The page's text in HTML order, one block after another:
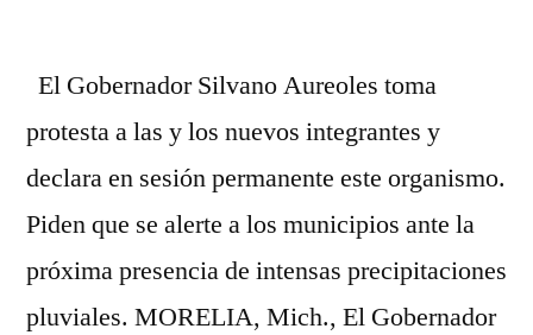
El Gobernador Silvano Aureoles toma
protesta a las y los nuevos integrantes y
declara en sesión permanente este organismo.
Piden que se alerte a los municipios ante la
próxima presencia de intensas precipitaciones
pluviales. MORELIA, Mich., El Gobernador